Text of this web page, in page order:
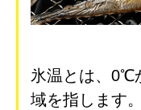
氷温とは、0℃
域を指します。